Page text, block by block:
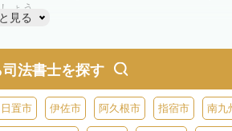
ょう。
見る
司法書士を探す
日置市 伊佐市 阿久根市 指宿市 南九